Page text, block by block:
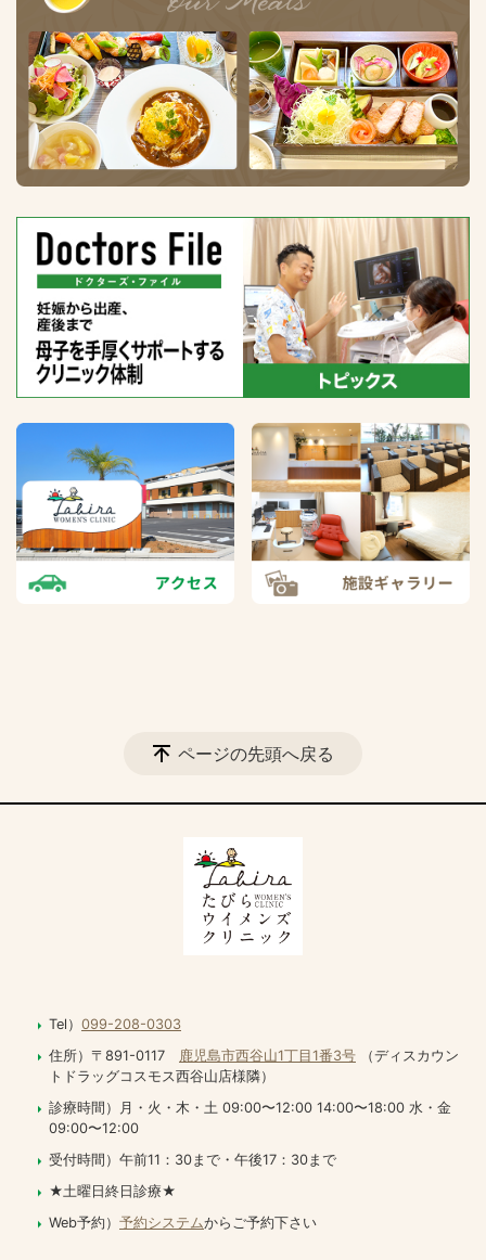
ページの先頭へ戻る
Tel） 099-208-0303
住所）〒891-0117
鹿児島市西谷山1丁目1番3号 （ディスカウン
トドラッグコスモス西谷山店様隣）
診療時間）月・火・木・土 09:00〜12:00 14:00〜18:00 水・金
09:00〜12:00
受付時間）午前11：30まで・午後17：30まで
★土曜日終日診療★
Web予約） 予約システムからご予約下さい